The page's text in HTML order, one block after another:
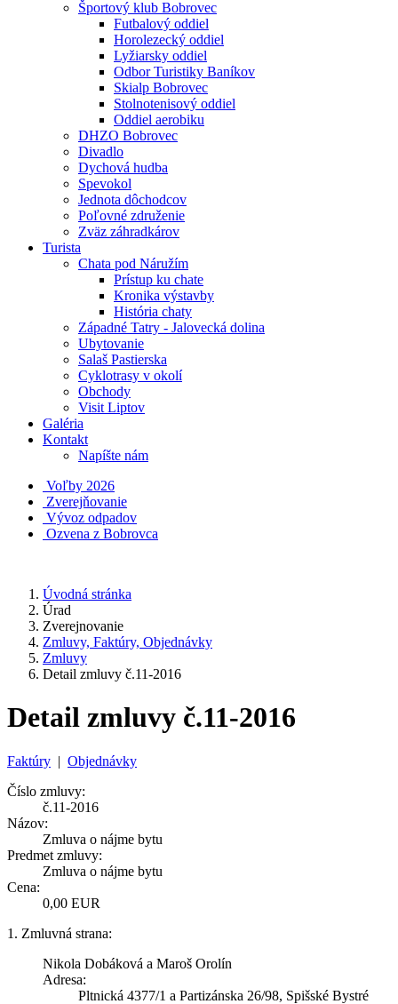
Športový klub Bobrovec
Futbalový oddiel
Horolezecký oddiel
Lyžiarsky oddiel
Odbor Turistiky Baníkov
Skialp Bobrovec
Stolnotenisový oddiel
Oddiel aerobiku
DHZO Bobrovec
Divadlo
Dychová hudba
Spevokol
Jednota dôchodcov
Poľovné združenie
Zväz záhradkárov
Turista
Chata pod Náružím
Prístup ku chate
Kronika výstavby
História chaty
Západné Tatry - Jalovecká dolina
Ubytovanie
Salaš Pastierska
Cyklotrasy v okolí
Obchody
Visit Liptov
Galéria
Kontakt
Napíšte nám
Voľby 2026
Zverejňovanie
Vývoz odpadov
Ozvena z Bobrovca
Úvodná stránka
Úrad
Zverejnovanie
Zmluvy, Faktúry, Objednávky
Zmluvy
Detail zmluvy č.11-2016
Detail zmluvy č.11-2016
Faktúry | Objednávky
Číslo zmluvy:
č.11-2016
Názov:
Zmluva o nájme bytu
Predmet zmluvy:
Zmluva o nájme bytu
Cena:
0,00 EUR
1. Zmluvná strana:
Nikola Dobáková a Maroš Orolín
Adresa:
Pltnická 4377/1 a Partizánska 26/98, Spišské Bystré